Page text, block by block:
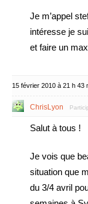
Je m’appel
intéresse je
et faire un
15 février 2010 à 21 h 43
ChrisLyon
Salut à tous !
Je vois que
situation que
du 3/4 avril